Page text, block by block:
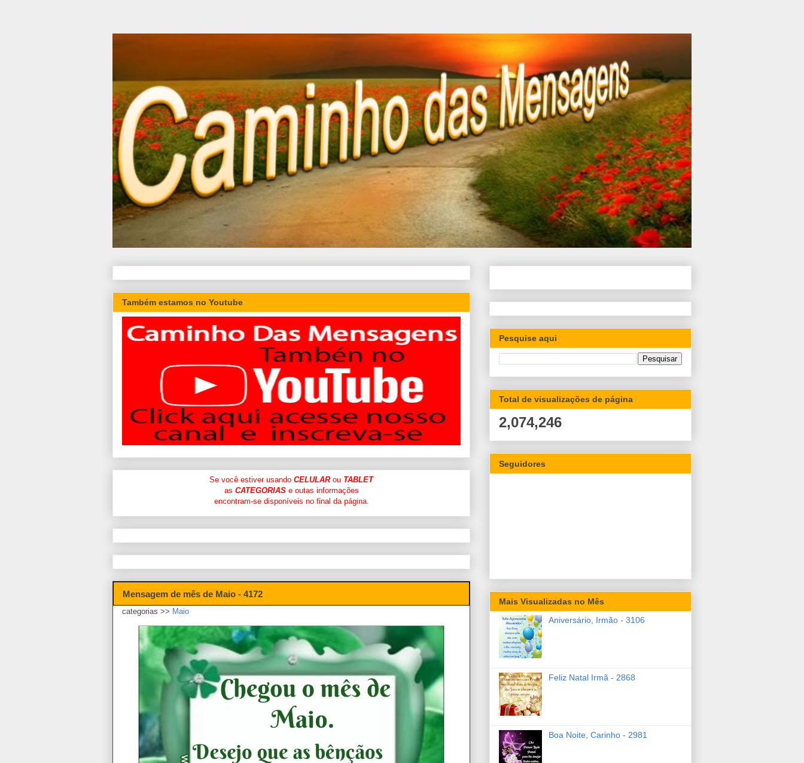
Também estamos no Youtube
Se você estiver usando CELULARou TABLET
as CATEGORIASe outas informações
encontram-se disponíveis no final da página.
Mensagem de mês de Maio - 4172
categorias >> Maio
Pesquise aqui
Total de visualizações de página
2,074,246
Seguidores
Mais Visualizadas no Mês
Aniversário, Irmão - 3106
Feliz Natal Irmã - 2868
Boa Noite, Carinho - 2981